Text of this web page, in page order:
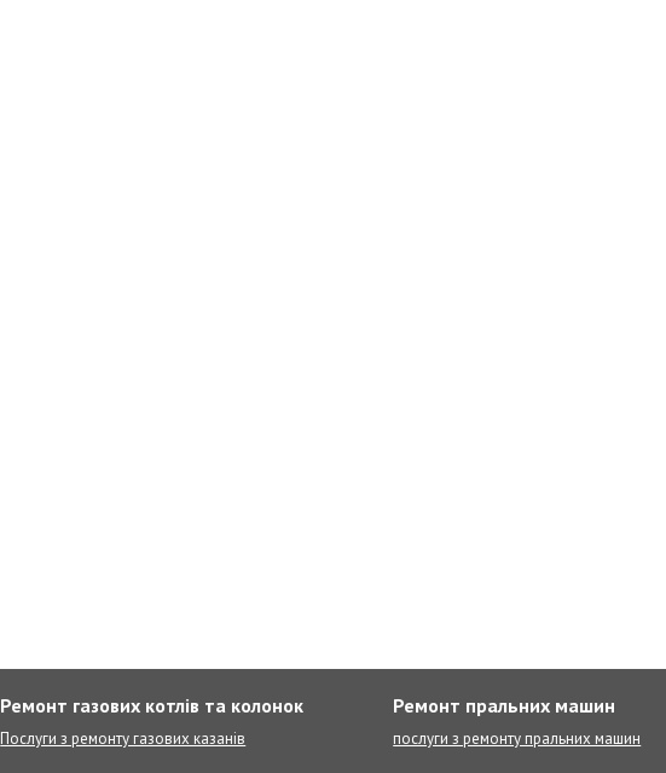
Ремонт газових котлів та колонок
Послуги з ремонту газових казанів
Ремонт пральних машин
послуги з ремонту пральних машин